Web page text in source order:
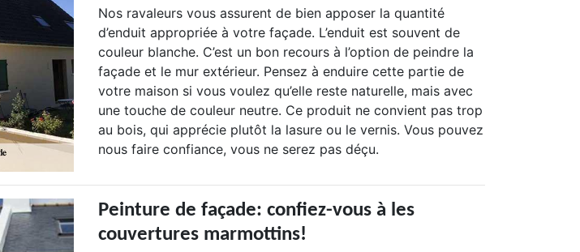
Nos ravaleurs vous assurent de bien apposer la quantité
d’enduit appropriée à votre façade. L’enduit est souvent de
couleur blanche. C’est un bon recours à l’option de peindre la
façade et le mur extérieur. Pensez à enduire cette partie de
votre maison si vous voulez qu’elle reste naturelle, mais avec
une touche de couleur neutre. Ce produit ne convient pas trop
au bois, qui apprécie plutôt la lasure ou le vernis. Vous pouvez
nous faire confiance, vous ne serez pas déçu.
Peinture de façade: confiez-vous à les
couvertures marmottins!